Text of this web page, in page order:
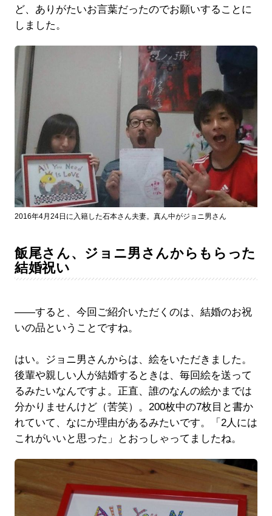
ど、ありがたいお言葉だったのでお願いすることに
しました。
2016年4月24日に入籍した石本さん夫妻。真ん中がジョニ男さん
飯尾さん、ジョニ男さんからもらった
結婚祝い
――すると、今回ご紹介いただくのは、結婚のお祝
いの品ということですね。
はい。ジョニ男さんからは、絵をいただきました。
後輩や親しい人が結婚するときは、毎回絵を送って
るみたいなんですよ。正直、誰のなんの絵かまでは
分かりませんけど（苦笑）。200枚中の7枚目と書か
れていて、なにか理由があるみたいです。「2人には
これがいいと思った」とおっしゃってましたね。